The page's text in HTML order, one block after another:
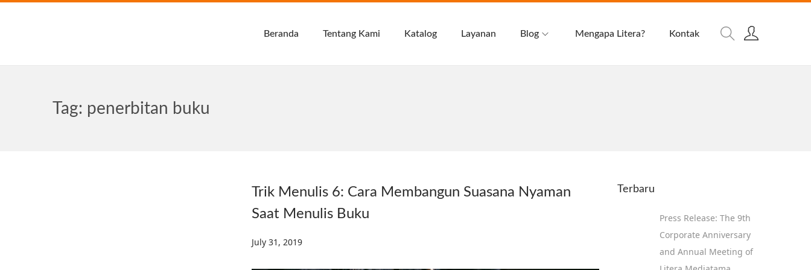
Beranda Tentang Kami Katalog Layanan Blog Mengapa Litera? Kontak
Tag: penerbitan buku
Trik Menulis 6: Cara Membangun Suasana Nyaman
Saat Menulis Buku
Posted on
July 31, 2019
Terbaru
Press Release: The 9th
Corporate Anniversary
and Annual Meeting of